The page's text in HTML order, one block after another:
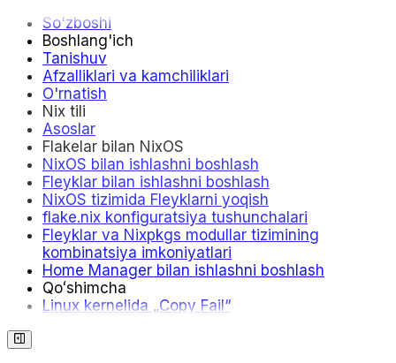
26.05
Jadval
So'zboshi
Boshlang'ich
Tanishuv
Afzalliklari va kamchiliklari
O'rnatish
Nix tili
Asoslar
Flakelar bilan NixOS
NixOS bilan ishlashni boshlash
Fleyklar bilan ishlashni boshlash
NixOS tizimida Fleyklarni yoqish
flake.nix konfiguratsiya tushunchalari
Fleyklar va Nixpkgs modullar tizimining
kombinatsiya imkoniyatlari
Home Manager bilan ishlashni boshlash
Qoʻshimcha
Linux kernelida „Copy Fail“